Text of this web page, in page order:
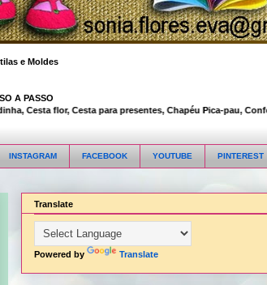
e Moldes
A PASSO
flor, Cesta para presentes, Chapéu Pica-pau,
INSTAGRAM FACEBOOK YOUTUBE PINTEREST
Translate
Powered by Translate